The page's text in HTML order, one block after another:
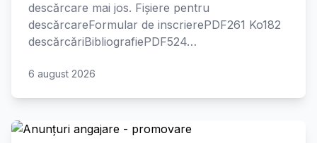
descărcare mai jos. Fișiere pentru
descărcareFormular de inscrierePDF261 Ko182
descărcăriBibliografiePDF524…
6 august 2026